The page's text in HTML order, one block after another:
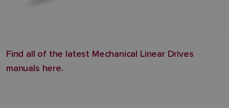
Find all of the latest Mechanical Linear Drives
manuals here.